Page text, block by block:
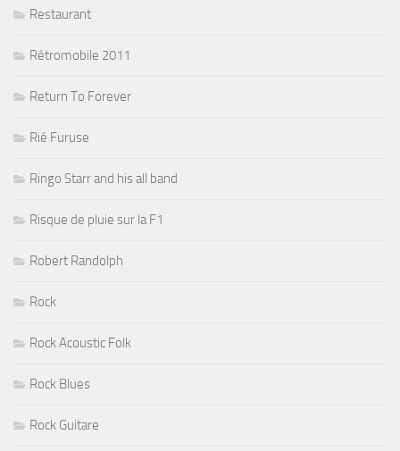
Restaurant
Rétromobile 2011
Return To Forever
Rié Furuse
Ringo Starr and his all band
Risque de pluie sur la F1
Robert Randolph
Rock
Rock Acoustic Folk
Rock Blues
Rock Guitare